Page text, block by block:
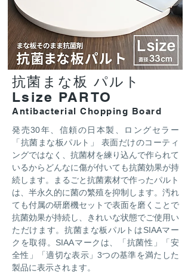
抗菌まな板 パルト
Lsize PARTO
Antibacterial Chopping Board
発売30年、信頼の日本製、ロングセラー
「抗菌まな板パルト」 表面だけのコーティ
ングではなく、抗菌材を練り込んで作られて
いるからどんなに傷が付いても抗菌効果が持
続します。まるごと抗菌素材で作ったパルト
は、半永久的に菌の繁殖を抑制します。汚れ
ても付属の研磨機セットで表面を磨くことで
抗菌効果が持続し、きれいな状態でご使用い
ただけます。抗菌まな板パルトはSIAAマー
クを取得。SIAAマークは、「抗菌性」「安
全性」「適切な表示」3つの基準を満たした
製品に表示されます。